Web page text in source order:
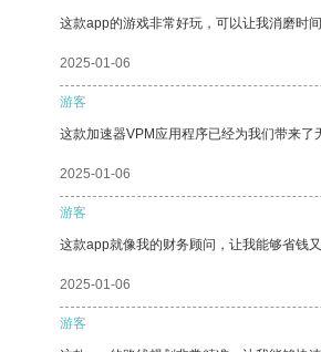
这款app的游戏非常好玩，可以让我消磨时间
2025-01-06
游客
这款加速器VPM应用程序已经为我们带来了
2025-01-06
游客
这款app就像我的财务顾问，让我能够省钱又
2025-01-06
游客